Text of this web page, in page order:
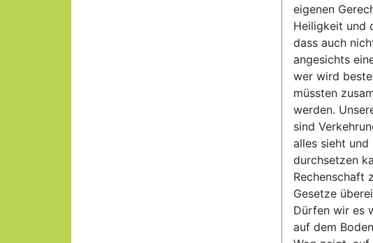
eigenen
Heiligkeit und
dass auch
angesichts
wer wird
müssten
werden.
sind
alles sieht
durchsetzen
Rechenschaft
Gesetze
Dürfen wir es
auf dem